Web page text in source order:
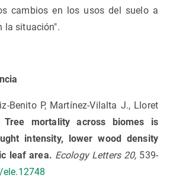
cambios en los usos del suelo a
la situación".
Benito P, Martínez-Vilalta J., Lloret
Tree mortality across biomes is
intensity, lower wood density
leaf area. Ecology Letters 20, 539-